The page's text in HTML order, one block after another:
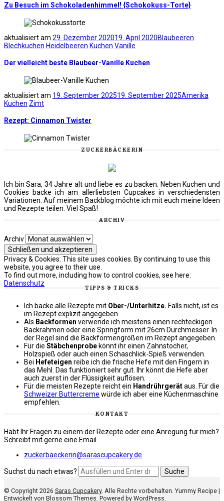
Zu Besuch im Schokoladenhimmel! {Schokokuss-Torte}
aktualisiert am 29. Dezember 202019. April 2020Blaubeeren
Blechkuchen Heidelbeeren Kuchen Vanille
Der vielleicht beste Blaubeer-Vanille Kuchen
aktualisiert am 19. September 202519. September 2025Amerika
Kuchen Zimt
Rezept: Cinnamon Twister
ZUCKERBÄCKERIN
Ich bin Sara, 34 Jahre alt und liebe es zu backen. Neben Kuchen und
Cookies backe ich am allerliebsten Cupcakes in verschiedensten
Variationen. Auf meinem Backblog möchte ich mit euch meine Ideen
und Rezepte teilen. Viel Spaß!
ARCHIV
Archiv
Privacy & Cookies: This site uses cookies. By continuing to use this
website, you agree to their use.
To find out more, including how to control cookies, see here:
Datenschutz
TIPPS & TRICKS
Ich backe alle Rezepte mit Ober-/Unterhitze. Falls nicht, ist es
im Rezept explizit angegeben.
Als Backformen verwende ich meistens einen rechteckigen
Backrahmen oder eine Springform mit 26cm Durchmesser. In
der Regel sind die Backformengrößen im Rezept angegeben.
Für die Stäbchenprobe könnt ihr einen Zahnstocher,
Holzspieß oder auch einen Schaschlick-Spieß verwenden.
Bei Hefeteigen reibe ich die frische Hefe mit den Fingern in
das Mehl. Das funktioniert sehr gut. Ihr könnt die Hefe aber
auch zuerst in der Flüssigkeit auflösen.
Für die meisten Rezepte reicht ein Handrührgerätaus. Für die
Schweizer Buttercreme würde ich aber eine Küchenmaschine
empfehlen.
KONTAKT
Habt Ihr Fragen zu einem der Rezepte oder eine Anregung für mich?
Schreibt mit gerne eine Email.
zuckerbaeckerin@sarascupcakery.de
Suchst du nach etwas?
© Copyright 2026 Saras Cupcakery. Alle Rechte vorbehalten. Yummy Recipe |
Entwickelt von Blossom Themes . Powered by WordPress